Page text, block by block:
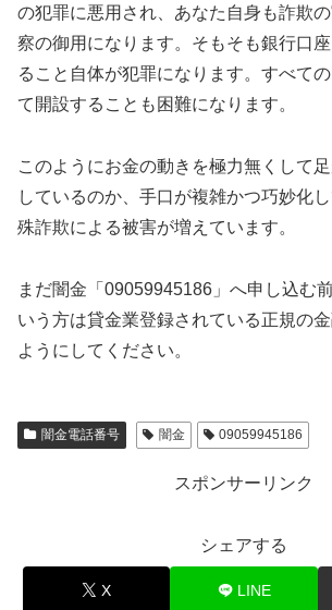
の犯罪に悪用され、あなた自身も詐欺
察の御用になります。そもそも銀行口
ること自体が犯罪になります。すべて
て開設することも困難になります。
このようにお金の動きを極力無くして
しているのか、手口が複雑かつ巧妙化
殊詐欺による被害が増えています。
まだ闇金「09059945186」へ申し込む
いう方は貸金業登録されている正規の
ようにしてください。
闇金電話番号 闇金 09059945186
スポンサーリンク
シェアする
X LINE